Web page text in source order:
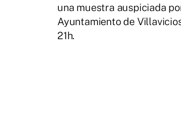
una muestra auspiciada
Ayuntamiento de
21h.